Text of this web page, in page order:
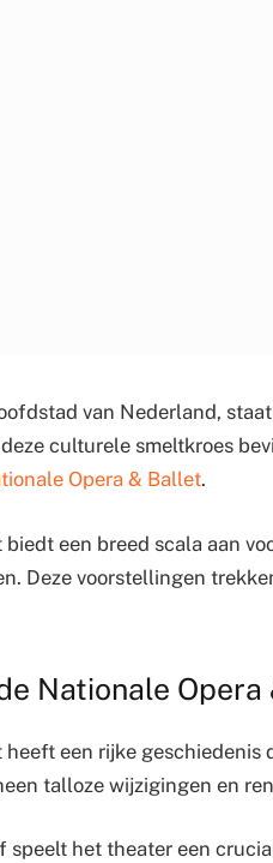
van Nederland,
culturele smeltkroes
Opera & Ballet.
een breed scala aan
Deze voorstellingen
Nationale
een rijke geschiedenis
talloze wijzigingen en
het theater een